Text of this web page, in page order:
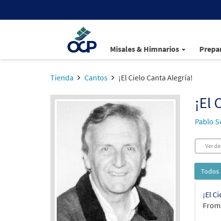
Misales & Himnarios
Tienda Cantos ¡El Cielo Canta Alegría!
¡El
Pablo
Ver
¡El